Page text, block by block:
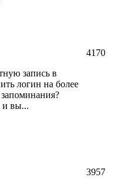
запись в
логин на более
и вы...
4170
3957